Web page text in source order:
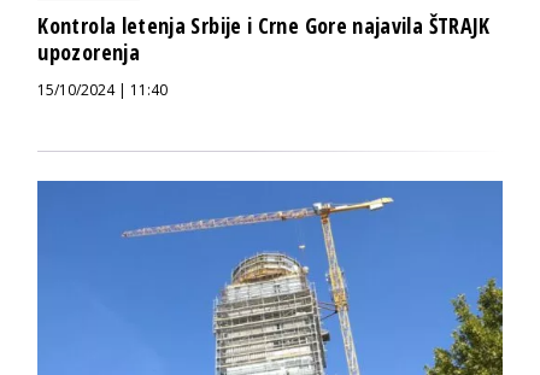
Kontrola letenja Srbije i Crne Gore najavila ŠTRAJK
upozorenja
15/10/2024 | 11:40